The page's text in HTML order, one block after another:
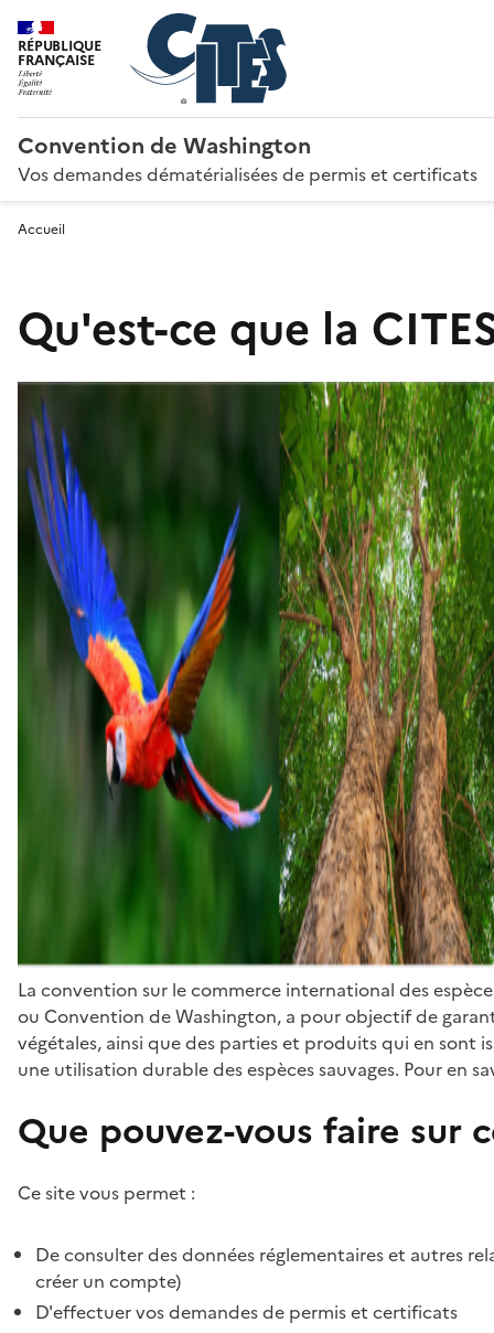
RÉPUBLIQUE
FRANÇAISE
Convention de Washington
Vos demandes dématérialisées de permis et certificats
Accueil
Qu'est-ce que la
La convention sur le commerce international des
ou Convention de Washington, a pour objectif de
végétales, ainsi que des parties et produits qui en sont
une utilisation durable des espèces sauvages. Pour en
Que pouvez-vous faire sur
Ce site vous permet :
De consulter des données réglementaires et autres
créer un compte)
D'effectuer vos demandes de permis et certificats